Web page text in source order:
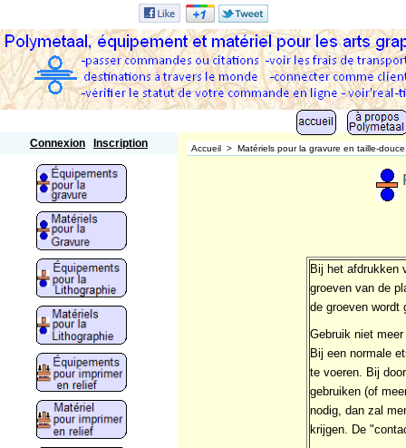
Connexion Inscription Accueil > Matériels pour la gravure en taille-douce
Bij het afdrukken
groeven van de
de groeven wordt
Gebruik niet
Bij een normale
te voeren. Bij
gebruiken (of
nodig, dan zal
krijgen. De